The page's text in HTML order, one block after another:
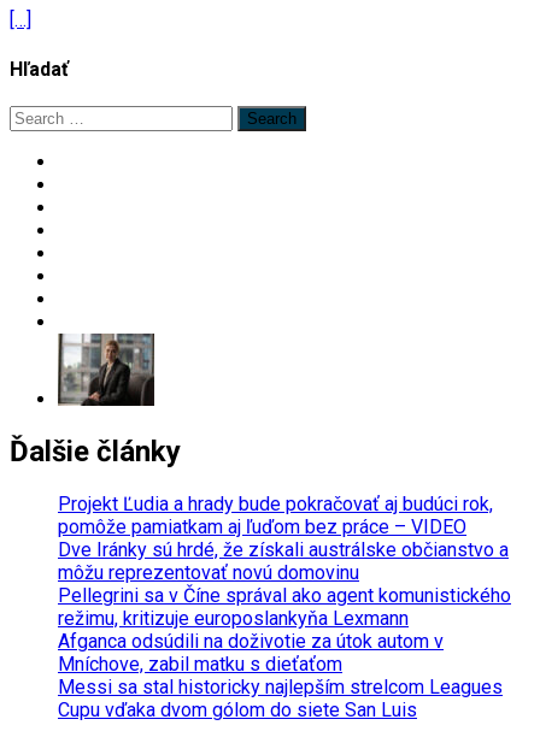
[…]
Hľadať
Search
for:
Ďalšie články
Projekt Ľudia a hrady bude pokračovať aj budúci rok,
pomôže pamiatkam aj ľuďom bez práce – VIDEO
Dve Iránky sú hrdé, že získali austrálske občianstvo a
môžu reprezentovať novú domovinu
Pellegrini sa v Číne správal ako agent komunistického
režimu, kritizuje europoslankyňa Lexmann
Afganca odsúdili na doživotie za útok autom v
Mníchove, zabil matku s dieťaťom
Messi sa stal historicky najlepším strelcom Leagues
Cupu vďaka dvom gólom do siete San Luis